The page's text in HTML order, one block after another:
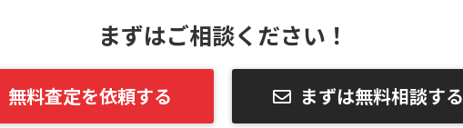
まずはご相談ください！
無料査定を依頼する まずは無料相談する